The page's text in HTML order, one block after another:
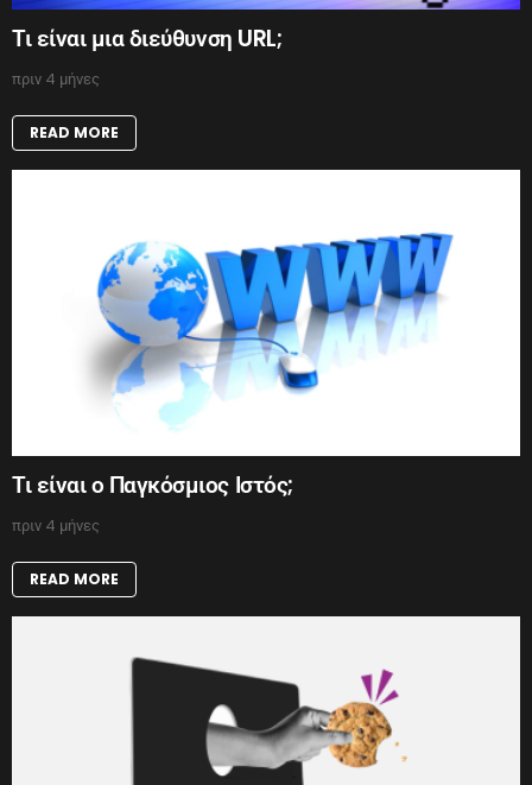
Τι είναι μια διεύθυνση URL;
πριν 4 μήνες
READ MORE
Τι είναι ο Παγκόσμιος Ιστός;
πριν 4 μήνες
READ MORE